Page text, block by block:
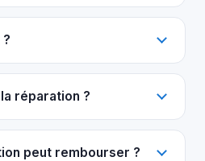
réparation ?
peut rembourser ?